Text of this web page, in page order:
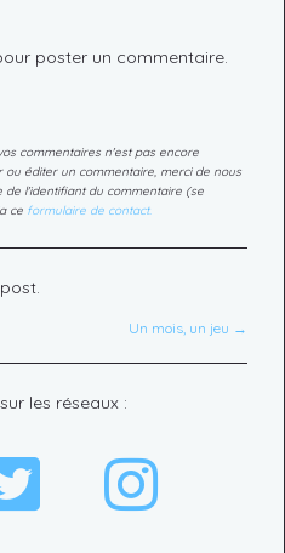
poster un commentaire.
commentaires n'est pas encore
ou éditer un commentaire, merci de nous
l'identifiant du commentaire (se
ce formulaire de contact.
Un mois, un jeu →
les réseaux :